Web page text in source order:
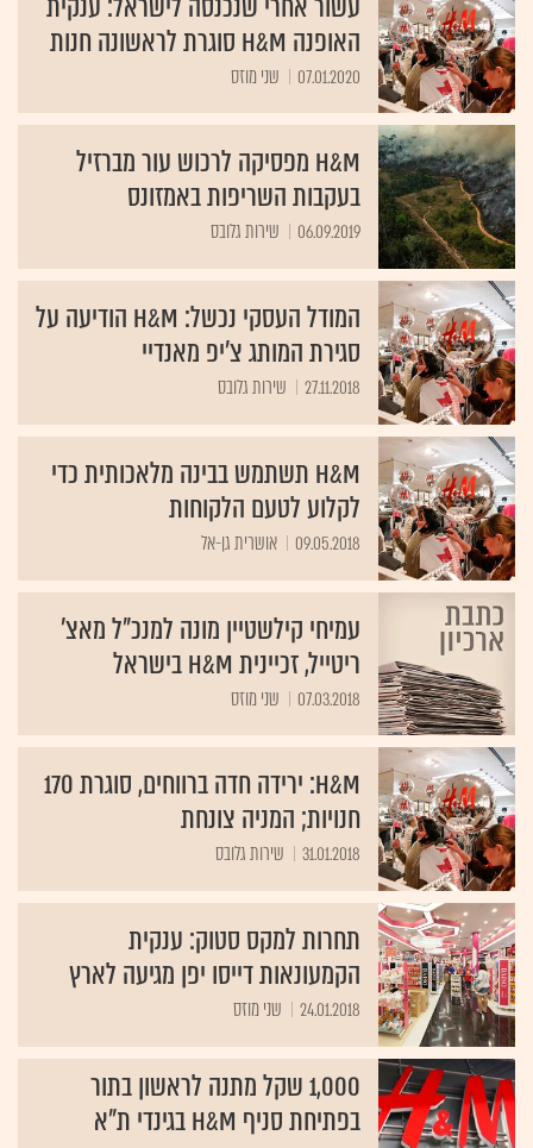
האופנה H&M סוגרת לראשונה חנות
07.01.2020 שני מוזס
בעקבות השריפות באמזונס
06.09.2019 שירות גלובס
סגירת המותג צ'יפ מאנדיי
27.11.2018 שירות גלובס
לקלוע לטעם הלקוחות
09.05.2018 אושרית גן-אל
ריטייל, זכיינית H&M בישראל
07.03.2018 שני מוזס
חנויות; המניה צונחת
31.01.2018 שירות גלובס
הקמעונאות דייסו יפן מגיעה לארץ
24.01.2018 שני מוזס
בפתיחת סניף H&M בגינדי ת"א
26.04.2017 מיכל רז-חיימוביץ'